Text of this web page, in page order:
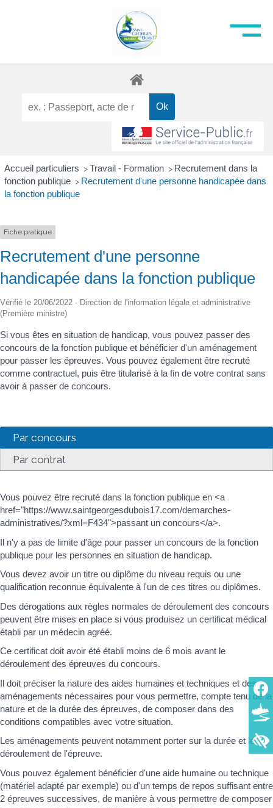
Accueil particuliers > Travail - Formation > Recrutement dans la
fonction publique > Recrutement d'une personne handicapée dans
la fonction publique
Fiche pratique
Recrutement d'une personne
handicapée dans la fonction publique
Vérifié le 20/06/2022 - Direction de l'information légale et administrative
(Première ministre)
Si vous êtes en situation de handicap, vous pouvez passer des
concours de la fonction publique et bénéficier d'un aménagement
pour passer les épreuves. Vous pouvez également être recruté
comme contractuel, puis être titularisé à la fin de votre contrat sans
avoir à passer de concours.
Par concours
Par contrat
Vous pouvez être recruté dans la fonction publique en <a
href="https://www.saintgeorgesdubois17.com/demarches-
administratives/?xml=F434">passant un concours</a>.
Il n'y a pas de limite d'âge pour passer un concours de la fonction
publique pour les personnes en situation de handicap.
Vous devez avoir un titre ou diplôme du niveau requis ou une
qualification reconnue équivalente à l'un de ces titres ou diplômes.
Des dérogations aux règles normales de déroulement des concours
peuvent être mises en place si vous produisez un certificat médical
établi par un médecin agréé.
Ce certificat doit avoir été établi moins de 6 mois avant le
déroulement des épreuves du concours.
Il doit préciser la nature des aides humaines et techniques et des
aménagements nécessaires pour vous permettre, compte tenu de la
nature et de la durée des épreuves, de composer dans des
conditions compatibles avec votre situation.
Les aménagements peuvent notamment porter sur la durée et le
déroulement de l'épreuve.
Vous pouvez également bénéficier d'une aide humaine ou technique
(matériel adapté par exemple) ou d'un temps de repos suffisant entre
2 épreuves successives, de manière à vous permettre de composer